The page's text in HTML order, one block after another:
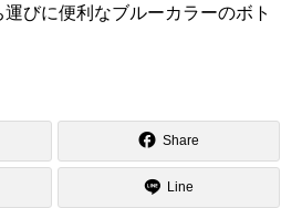
びに便利なブルーカラーのボト
Share
Line